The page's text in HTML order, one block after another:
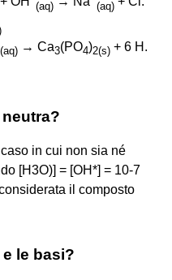
(aq) (aq)
(aq) → Ca3(PO4)2(s) + 6 H.
in cui non sia né
[H3O)] = [OH*] = 10-7
il composto
le basi?